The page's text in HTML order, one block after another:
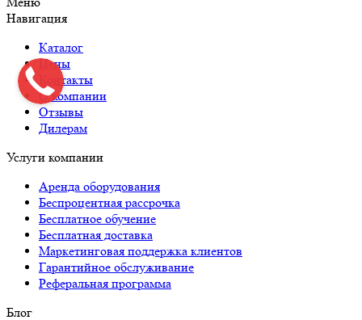
Навигация
Каталог
Цены
Контакты
О компании
Отзывы
Дилерам
Услуги компании
Аренда оборудования
Беспроцентная рассрочка
Бесплатное обучение
Бесплатная доставка
Маркетинговая поддержка клиентов
Гарантийное обслуживание
Реферальная программа
Блог